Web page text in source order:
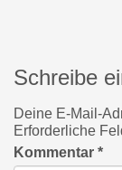
Schreibe
Deine E-Mail-
Erforderliche
Kommentar *